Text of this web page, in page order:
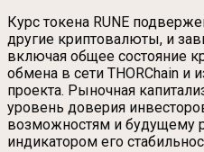
Курс токена RUNE
другие криптовалюты, и
включая общее состояние
обмена в сети THORChain и
проекта. Рыночная
уровень доверия
возможностям и будущему
индикатором его